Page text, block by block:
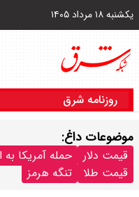
یکشنبه ۱۸ مرداد ۱۴۰۵
روزنامه شرق
موضوعات داغ:
قیمت دلار حمله آمریکا به
قیمت طلا
تنگه هرمز